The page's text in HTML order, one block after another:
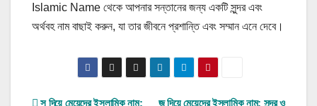
Islamic Name থেকে আপনার সন্তানের জন্য একটি সুন্দর এবং
অর্থবহ নাম বাছাই করুন, যা তার জীবনে প্রশান্তি এবং সম্মান এনে দেবে।
জ দিয়ে মেয়েদের ইসলামিক নাম: সুন্দর ও
স দিয়ে মেয়েদের ইসলামিক নাম: